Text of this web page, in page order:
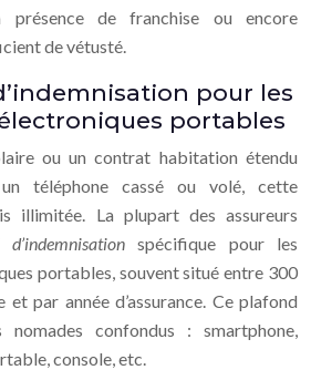
de franchise ou encore
de vétusté.
pour les
portables
ou un contrat habitation étendu
téléphone cassé ou volé, cette
illimitée. La plupart des assureurs
spécifique pour les
portables, souvent situé entre 300
par année d’assurance. Ce plafond
nomades confondus : smartphone,
console, etc.